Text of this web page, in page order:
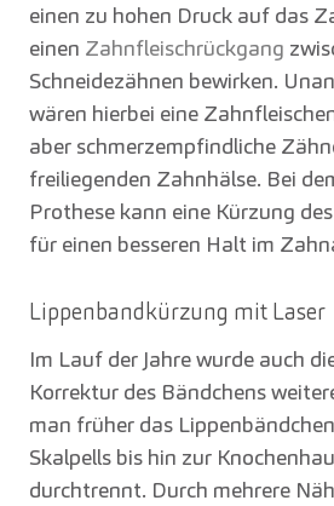
einen zu hohen Druck auf das
einen Zahnfleischrückgang
Schneidezähnen bewirken.
wären hierbei eine
aber schmerzempfindliche
freiliegenden Zahnhälse. Bei
Prothese kann eine Kürzung
für einen besseren Halt im
Lippenbandkürzung mit Laser
Im Lauf der Jahre wurde auch
Korrektur des Bändchens
man früher das
Skalpells bis hin zur
durchtrennt. Durch mehrere